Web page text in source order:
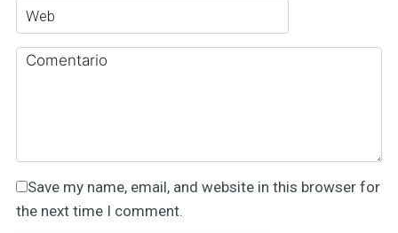
Save my name, email, and website in this browser for
the next time I comment.